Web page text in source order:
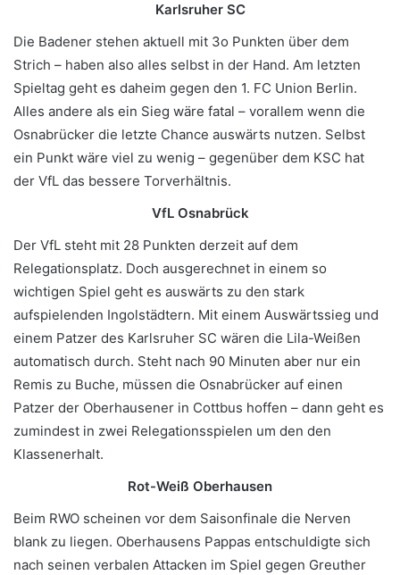
Karlsruher SC
Die Badener stehen aktuell mit 3o Punkten über dem
Strich – haben also alles selbst in der Hand. Am letzten
Spieltag geht es daheim gegen den 1. FC Union Berlin.
Alles andere als ein Sieg wäre fatal – vorallem wenn die
Osnabrücker die letzte Chance auswärts nutzen. Selbst
ein Punkt wäre viel zu wenig – gegenüber dem KSC hat
der VfL das bessere Torverhältnis.
VfL Osnabrück
Der VfL steht mit 28 Punkten derzeit auf dem
Relegationsplatz. Doch ausgerechnet in einem so
wichtigen Spiel geht es auswärts zu den stark
aufspielenden Ingolstädtern. Mit einem Auswärtssieg und
einem Patzer des Karlsruher SC wären die Lila-Weißen
automatisch durch. Steht nach 90 Minuten aber nur ein
Remis zu Buche, müssen die Osnabrücker auf einen
Patzer der Oberhausener in Cottbus hoffen – dann geht es
zumindest in zwei Relegationsspielen um den den
Klassenerhalt.
Rot-Weiß Oberhausen
Beim RWO scheinen vor dem Saisonfinale die Nerven
blank zu liegen. Oberhausens Pappas entschuldigte sich
nach seinen verbalen Attacken im Spiel gegen Greuther